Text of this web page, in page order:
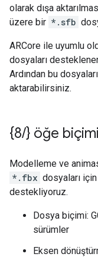
olarak dışa
üzere bir *.sfb
ARCore ile uyumlu
dosyaları
Ardından bu
aktarabilirsiniz.
{8/} öğe
Modelleme ve
*.fbx dosyaları
destekliyoruz.
Dosya biçimi:
sürümler
Eksen